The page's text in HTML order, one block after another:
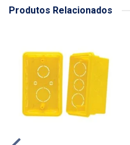
Produtos Relacionados